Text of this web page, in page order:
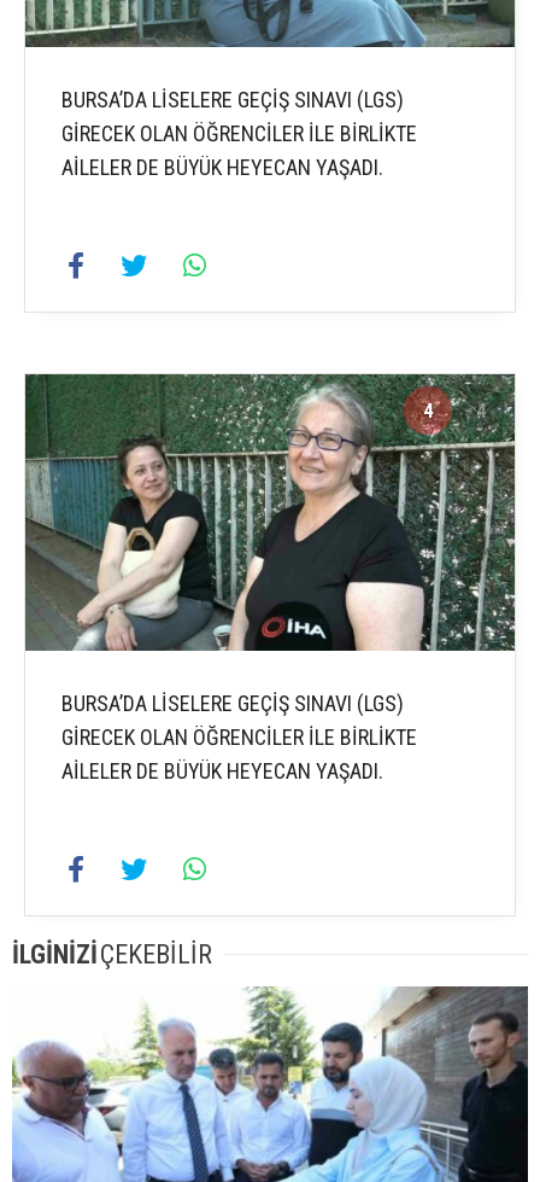
BURSA’DA LİSELERE GEÇİŞ SINAVI (LGS)
GİRECEK OLAN ÖĞRENCİLER İLE BİRLİKTE
AİLELER DE BÜYÜK HEYECAN YAŞADI.
4 4
BURSA’DA LİSELERE GEÇİŞ SINAVI (LGS)
GİRECEK OLAN ÖĞRENCİLER İLE BİRLİKTE
AİLELER DE BÜYÜK HEYECAN YAŞADI.
İLGİNİZİÇEKEBİLİR